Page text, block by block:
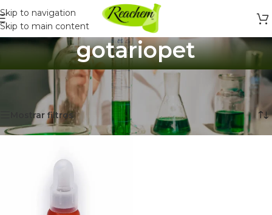
Skip to navigation
Skip to main content
gotariopet
Inicio
Productos etiquetados “gotariopet”
Mostrando el único resultado
Mostrar filtros